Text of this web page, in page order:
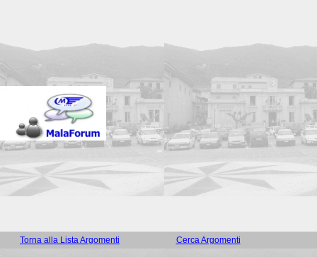
Torna alla Lista Argomenti Cerca Argomenti